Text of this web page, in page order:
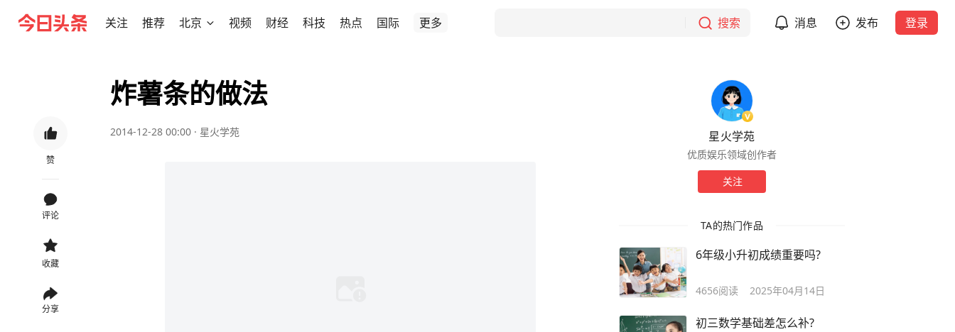
关注 推荐 北京 视频 财经 科技 热点 国际 更多 搜索 消息 发布 登录
赞
评论
收藏
分享
炸薯条的做法
2014-12-28 00:00 · 星火学苑 星火学苑
优质娱乐领域创作者
关注
TA的热门作品
6年级小升初成绩重要吗?
4656阅读 2025年04月14日
初三数学基础差怎么补?